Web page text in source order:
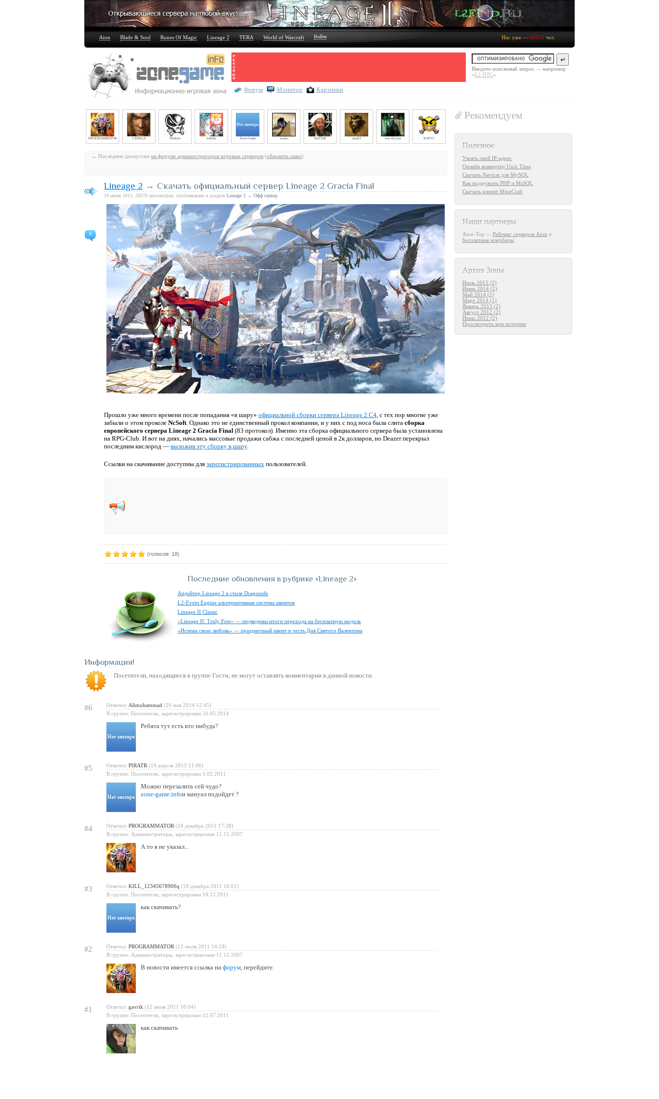
Aion Blade & Soul Runes Of Magic Lineage 2 TERA World of Warcraft Войти Нас уже — 60553 чел.
Введите поисковый запрос — например
«L2 ПТС»
Форум Монитор Картинки
PROGRAMMATOR CEPEGA Perfecto kiberk Zone-Game snake HaTTaB stas82 neo-skynet XOPYC
→ Последние дискуссии на форуме администраторов игровых серверов (обновить окно)
6
Lineage 2 → Скачать официальный сервер Lineage 2 Gracia Final
19 июня 2011, 30576 просмотров, опубликовано в разделе Lineage 2 → Офф сервер
Прошло уже много времени после попадания «в шару» официальной сборки сервера Lineage 2 C4, с тех пор многие уже
забыли о этом проколе NcSoft. Однако это не единственный прокол компании, и у них с под носа была слита сборка
европейского сервера Lineage 2 Gracia Final (83 протокол). Именно эта сборка официального сервера была установлена
на RPG-Club. И вот на днях, начались массовые продажи сабжа с последней ценой в 2к долларов, но Deazer перекрыл
последним кислород — выложив эту сборку в шару.
Ссылки на скачивание доступны для зарегистрированных пользователей.
(голосов: 18)
Последние обновления в рубрике «Lineage 2»
Апдейтер Lineage 2 в стиле Dragonide
L2-Event Engine альтернативная система ивентов
Lineage II Classic
«Lineage II: Truly Free» — подведены итоги перехода на бесплатную модель
«Испеки свою любовь» — праздничный ивент в честь Дня Святого Валентина
Информация
Посетители, находящиеся в группе Гости, не могут оставлять комментарии в данной новости.
#6 Ответил: Alimuhammad (20 мая 2014 12:45)
В группе: Посетители, зарегистрирован 20.05.2014
Ребята тут есть кто нибудь?
#5 Ответил: PIRATR (19 апреля 2013 11:06)
В группе: Посетители, зарегистрирован 5.02.2011
Можно перезалить сей чудо?
zone-game.infoи мануал подойдет ?
#4 Ответил: PROGRAMMATOR (18 декабря 2011 17:38)
В группе: Администраторы, зарегистрирован 11.11.2007
А то я не указал...
#3 Ответил: KILL_12345678900q (18 декабря 2011 16:01)
В группе: Посетители, зарегистрирован 18.12.2011
как скачивать?
#2 Ответил: PROGRAMMATOR (12 июля 2011 14:18)
В группе: Администраторы, зарегистрирован 11.11.2007
В новости имеется ссылка на форум, перейдите.
#1 Ответил: gavrik (12 июля 2011 10:04)
В группе: Посетители, зарегистрирован 12.07.2011
как скачивать
Рекомендуем
Полезное
Узнать свой IP-адрес
Онлайн конвертер Unix Time
Скачать Navicat для MySQL
Как подружить PHP и MsSQL
Скачать клиент MineCraft
Наши партнеры
Aion-Top — Рейтинг серверов Aion и
бесплатные юзербары
Архив Зоны
Июль 2015 (2)
Июнь 2014 (2)
Май 2014 (2)
Март 2014 (1)
Январь 2013 (2)
Август 2012 (2)
Июнь 2012 (2)
Просмотреть всю историю